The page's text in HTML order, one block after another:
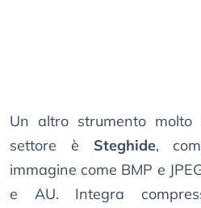
Un altro strumento
settore è Steghide,
immagine come BMP e
e AU. Integra